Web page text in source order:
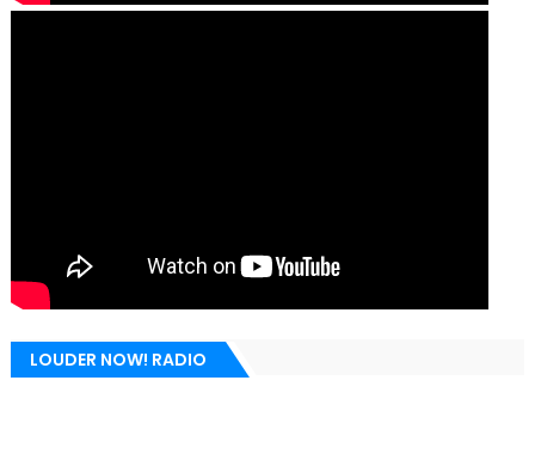
LOUDER NOW! RADIO